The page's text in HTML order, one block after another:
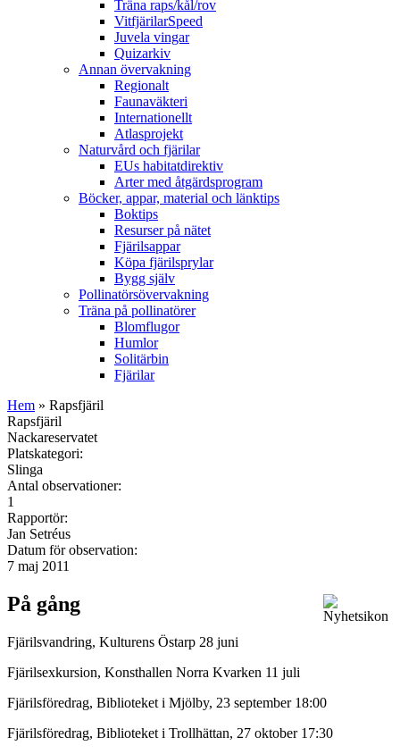
Träna raps/kål/rov
VitfjärilarSpeed
Juvela vingar
Quizarkiv
Annan övervakning
Regionalt
Faunaväkteri
Internationellt
Atlasprojekt
Naturvård och fjärilar
EUs habitatdirektiv
Arter med åtgärdsprogram
Böcker, appar, material och länktips
Boktips
Resurser på nätet
Fjärilsappar
Köpa fjärilsprylar
Bygg själv
Pollinatörsövervakning
Träna på pollinatörer
Blomflugor
Humlor
Solitärbin
Fjärilar
Hem » Rapsfjäril
Rapsfjäril
Nackareservatet
Platskategori:
Slinga
Antal observationer:
1
Rapportör:
Jan Setréus
Datum för observation:
7 maj 2011
På gång
Fjärilsvandring, Kulturens Östarp 28 juni
Fjärilsexkursion, Konsthallen Norra Kvarken 11 juli
Fjärilsföredrag, Biblioteket i Mjölby, 23 september 18:00
Fjärilsföredrag, Biblioteket i Trollhättan, 27 oktober 17:30